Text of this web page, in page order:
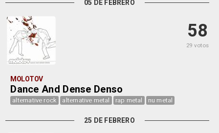
05 DE FEBRERO
58
29 votos
MOLOTOV
Dance And Dense Denso
alternative rock alternative metal rap metal nu metal
25 DE FEBRERO